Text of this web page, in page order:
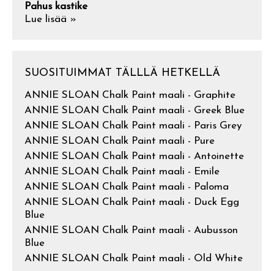
Pahus kastike
Lue lisää »
SUOSITUIMMAT TÄLLLÄ HETKELLÄ
ANNIE SLOAN Chalk Paint maali - Graphite
ANNIE SLOAN Chalk Paint maali - Greek Blue
ANNIE SLOAN Chalk Paint maali - Paris Grey
ANNIE SLOAN Chalk Paint maali - Pure
ANNIE SLOAN Chalk Paint maali - Antoinette
ANNIE SLOAN Chalk Paint maali - Emile
ANNIE SLOAN Chalk Paint maali - Paloma
ANNIE SLOAN Chalk Paint maali - Duck Egg
Blue
ANNIE SLOAN Chalk Paint maali - Aubusson
Blue
ANNIE SLOAN Chalk Paint maali - Old White